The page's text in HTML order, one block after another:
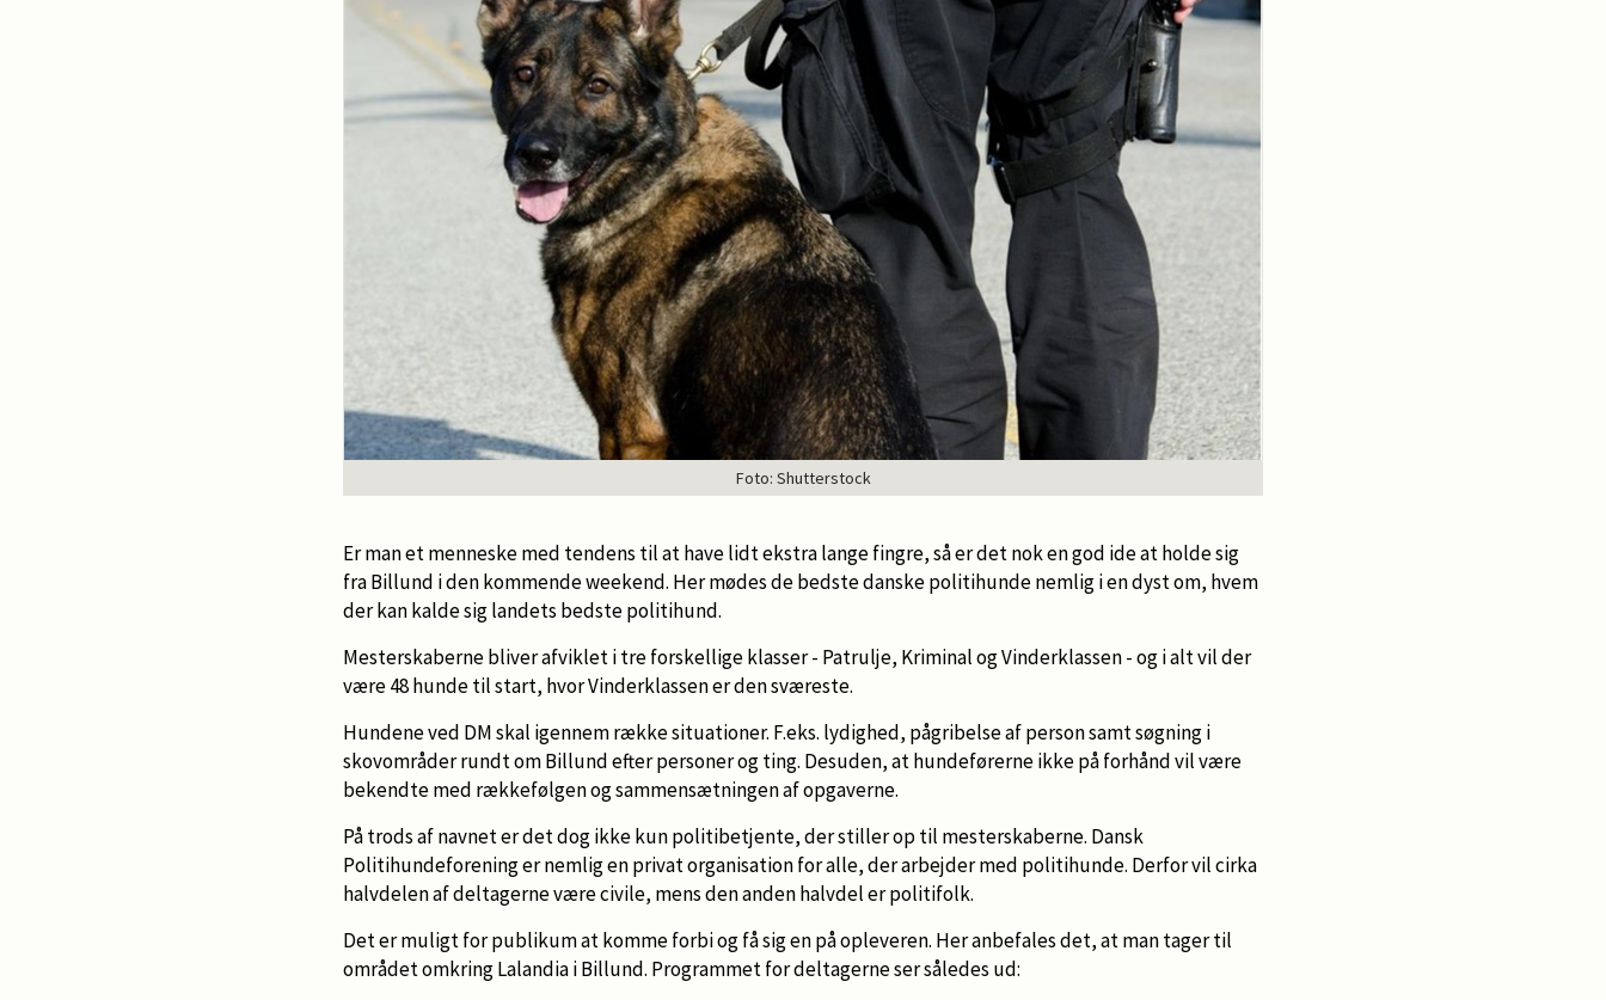
Foto: Shutterstock
Er man et menneske med tendens til at have lidt ekstra lange fingre, så er det nok en god ide at holde sig
fra Billund i den kommende weekend. Her mødes de bedste danske politihunde nemlig i en dyst om, hvem
der kan kalde sig landets bedste politihund.
Mesterskaberne bliver afviklet i tre forskellige klasser - Patrulje, Kriminal og Vinderklassen - og i alt vil der
være 48 hunde til start, hvor Vinderklassen er den sværeste.
Hundene ved DM skal igennem række situationer. F.eks. lydighed, pågribelse af person samt søgning i
skovområder rundt om Billund efter personer og ting. Desuden, at hundeførerne ikke på forhånd vil være
bekendte med rækkefølgen og sammensætningen af opgaverne.
På trods af navnet er det dog ikke kun politibetjente, der stiller op til mesterskaberne. Dansk
Politihundeforening er nemlig en privat organisation for alle, der arbejder med politihunde. Derfor vil cirka
halvdelen af deltagerne være civile, mens den anden halvdel er politifolk.
Det er muligt for publikum at komme forbi og få sig en på opleveren. Her anbefales det, at man tager til
området omkring Lalandia i Billund. Programmet for deltagerne ser således ud: